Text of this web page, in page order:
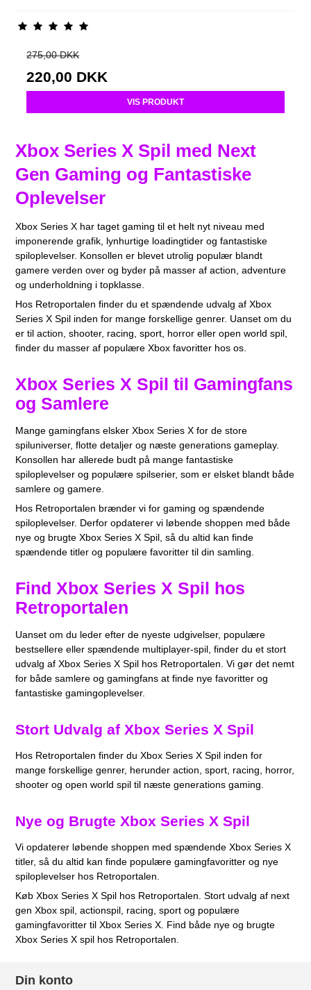
275,00 DKK
220,00 DKK
VIS PRODUKT
Xbox Series X Spil med Next
Gen Gaming og Fantastiske
Oplevelser
Xbox Series X har taget gaming til et helt nyt niveau med
imponerende grafik, lynhurtige loadingtider og fantastiske
spiloplevelser. Konsollen er blevet utrolig populær blandt
gamere verden over og byder på masser af action, adventure
og underholdning i topklasse.
Hos Retroportalen finder du et spændende udvalg af Xbox
Series X Spil inden for mange forskellige genrer. Uanset om du
er til action, shooter, racing, sport, horror eller open world spil,
finder du masser af populære Xbox favoritter hos os.
Xbox Series X Spil til Gamingfans
og Samlere
Mange gamingfans elsker Xbox Series X for de store
spiluniverser, flotte detaljer og næste generations gameplay.
Konsollen har allerede budt på mange fantastiske
spiloplevelser og populære spilserier, som er elsket blandt både
samlere og gamere.
Hos Retroportalen brænder vi for gaming og spændende
spiloplevelser. Derfor opdaterer vi løbende shoppen med både
nye og brugte Xbox Series X Spil, så du altid kan finde
spændende titler og populære favoritter til din samling.
Find Xbox Series X Spil hos
Retroportalen
Uanset om du leder efter de nyeste udgivelser, populære
bestsellere eller spændende multiplayer-spil, finder du et stort
udvalg af Xbox Series X Spil hos Retroportalen. Vi gør det nemt
for både samlere og gamingfans at finde nye favoritter og
fantastiske gamingoplevelser.
Stort Udvalg af Xbox Series X Spil
Hos Retroportalen finder du Xbox Series X Spil inden for
mange forskellige genrer, herunder action, sport, racing, horror,
shooter og open world spil til næste generations gaming.
Nye og Brugte Xbox Series X Spil
Vi opdaterer løbende shoppen med spændende Xbox Series X
titler, så du altid kan finde populære gamingfavoritter og nye
spiloplevelser hos Retroportalen.
Køb Xbox Series X Spil hos Retroportalen. Stort udvalg af next
gen Xbox spil, actionspil, racing, sport og populære
gamingfavoritter til Xbox Series X. Find både nye og brugte
Xbox Series X spil hos Retroportalen.
Din konto